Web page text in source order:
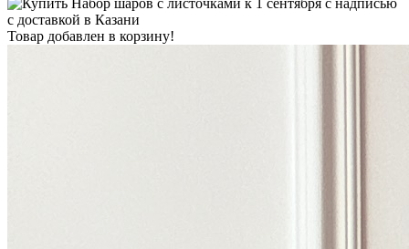
Товар добавлен в корзину!